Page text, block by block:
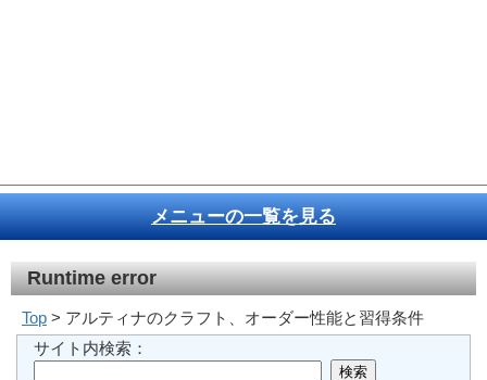
メニューの一覧を見る
Runtime error
Top > アルティナのクラフト、オーダー性能と習得条件
サイト内検索：